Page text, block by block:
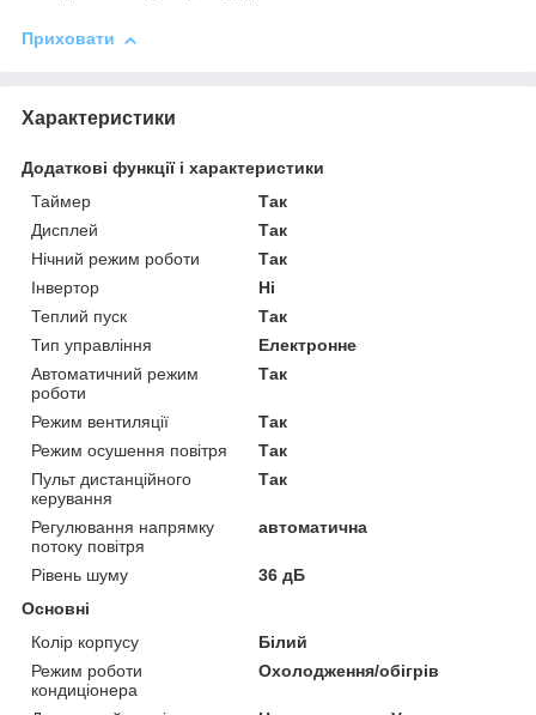
Приховати
Характеристики
Додаткові функції і характеристики
Таймер
Так
Дисплей
Так
Нічний режим роботи
Так
Інвертор
Ні
Теплий пуск
Так
Тип управління
Електронне
Автоматичний режим
роботи
Так
Режим вентиляції
Так
Режим осушення повітря
Так
Пульт дистанційного
керування
Так
Регулювання напрямку
потоку повітря
автоматична
Рівень шуму
36 дБ
Основні
Колір корпусу
Білий
Режим роботи
кондиціонера
Охолодження/обігрів